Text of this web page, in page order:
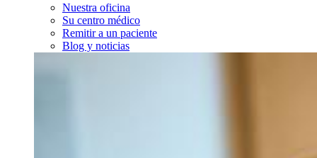
Nuestra oficina
Su centro médico
Remitir a un paciente
Blog y noticias